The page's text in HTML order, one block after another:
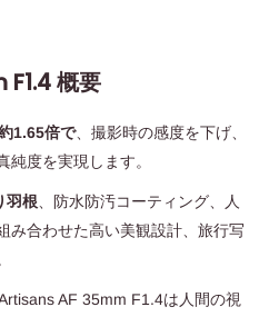
概要
1.65倍で、撮影時の感度を下げ、
純度を実現します。
羽根 、防水防汚コーティング、人
み合わせた高い美観設計、旅行写
AF 35mm F1.4は人間の視